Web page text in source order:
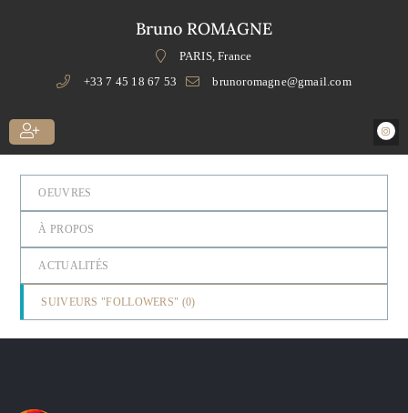
Bruno ROMAGNE
PARIS, France
+33 7 45 18 67 53
brunoromagne@gmail.com
OEUVRES
À PROPOS
ACTUALITÉS
SUIVEURS "FOLLOWERS" (0)